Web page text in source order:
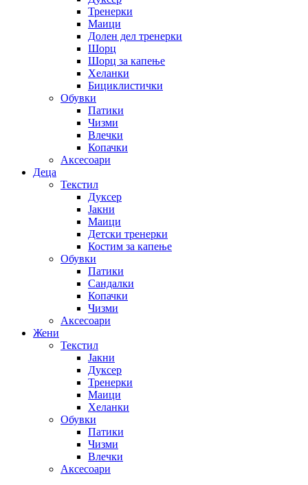
Тренерки
Маици
Долен дел тренерки
Шорц
Шорц за капење
Хеланки
Бициклистички
Обувки
Патики
Чизми
Влечки
Копачки
Аксесоари
Деца
Текстил
Дуксер
Јакни
Маици
Детски тренерки
Костим за капење
Обувки
Патики
Сандалки
Копачки
Чизми
Аксесоари
Жени
Текстил
Јакни
Дуксер
Тренерки
Маици
Хеланки
Обувки
Патики
Чизми
Влечки
Аксесоари